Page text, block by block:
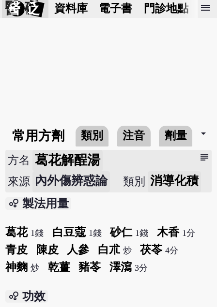
醫 砭 資料庫 電子書 門診地點 預
menu
常用方劑 類別 注音 劑量 arrow_drop_down
subject
方名 葛花解酲湯
來源 內外傷辨惑論 類別 消導化積
bubble_chart 製法用量
葛花 1錢 白豆蔻 1錢 砂仁 1錢 木香 1分
青皮 陳皮 人參 白朮 炒 茯苓 4分
神麴 炒 乾薑 豬苓 澤瀉 3分
bubble_chart 功效